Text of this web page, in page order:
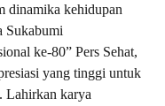
dinamika kehidupan
Sukabumi
ke-80” Pers Sehat,
yang tinggi untuk
Lahirkan karya